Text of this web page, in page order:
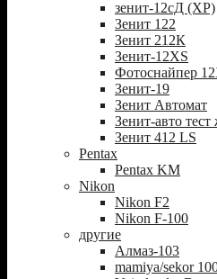
зенит-12сД (XP)
Зенит 122
Зенит 212К
Зенит-12XS
Фотоснайпер
Зенит-19
Зенит Автомат
Зенит-авто
Зенит 412 LS
Pentax
Pentax KM
Nikon
Nikon F2
Nikon F-100
другие
Алмаз-103
mamiya/sekor